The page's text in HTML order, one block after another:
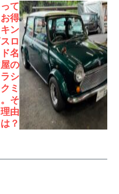
て
得
ン
ロ
名
の
シ
ミ
そ
由
？